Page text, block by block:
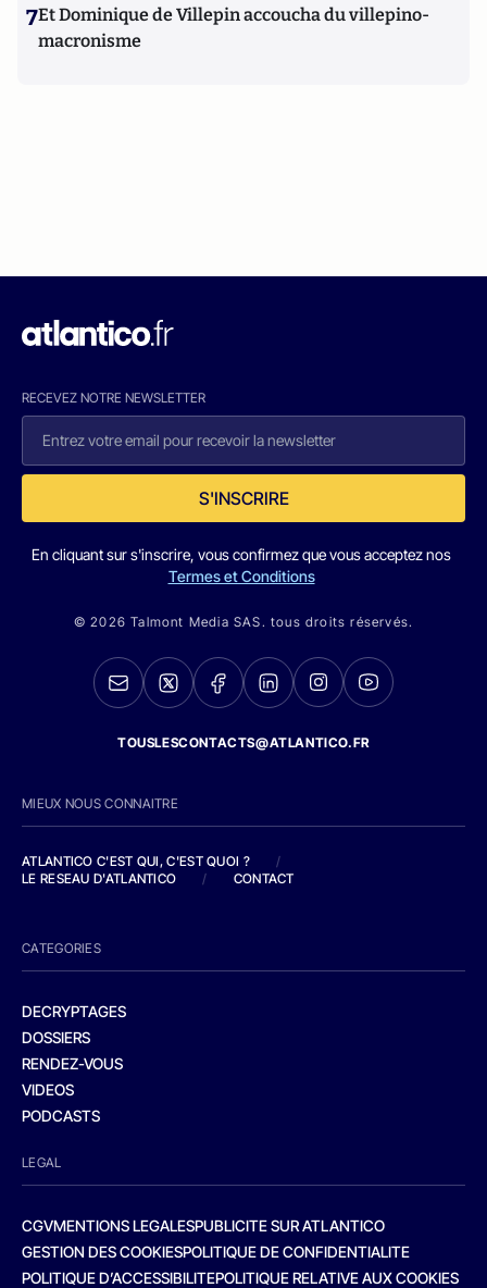
7Et Dominique de Villepin accoucha du villepino-
macronisme
RECEVEZ NOTRE NEWSLETTER
S'INSCRIRE
En cliquant sur s'inscrire, vous confirmez que vous acceptez nos
Termes et Conditions
© 2026 Talmont Media SAS. tous droits réservés.
TOUSLESCONTACTS@ATLANTICO.FR
MIEUX NOUS CONNAITRE
ATLANTICO C'EST QUI, C'EST QUOI ?
/
LE RESEAU D'ATLANTICO
/ CONTACT
CATEGORIES
DECRYPTAGES
DOSSIERS
RENDEZ-VOUS
VIDEOS
PODCASTS
LEGAL
CGVMENTIONS LEGALESPUBLICITE SUR ATLANTICO
GESTION DES COOKIESPOLITIQUE DE CONFIDENTIALITE
POLITIQUE D’ACCESSIBILITEPOLITIQUE RELATIVE AUX COOKIES